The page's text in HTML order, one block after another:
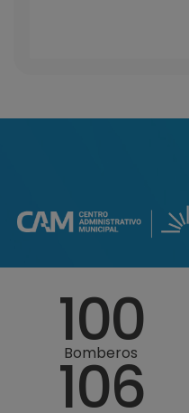
100
Bomberos
106